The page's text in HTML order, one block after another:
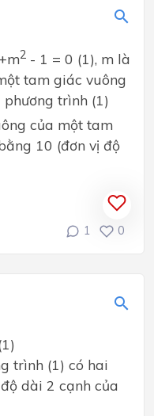
2 - 1 = 0 (1), m là
tam giác vuông
phương trình (1)
của một tam
10 (đơn vị độ
1 0
trình (1) có hai
dài 2 cạnh của